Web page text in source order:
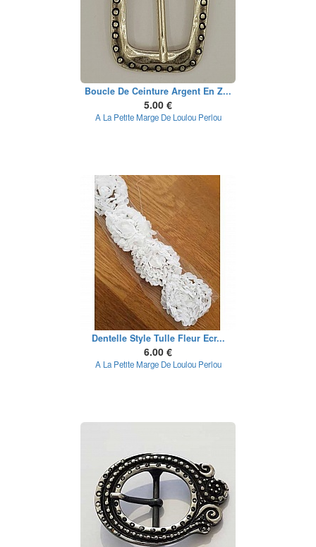
Boucle De Ceinture Argent En Z...
5.00 €
A La Petite Marge De Loulou Perlou
Dentelle Style Tulle Fleur Ecr...
6.00 €
A La Petite Marge De Loulou Perlou